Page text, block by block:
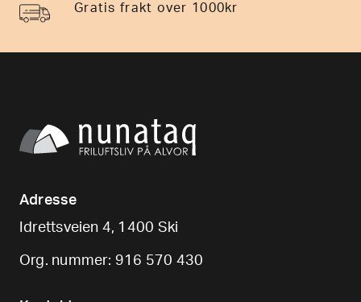
Gratis frakt over 1000kr
Adresse
Idrettsveien 4, 1400 Ski
Org. nummer: 916 570 430